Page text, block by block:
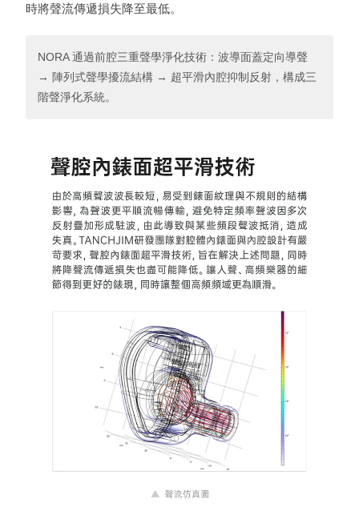
時將聲流傳遞損失降至最低。
NORA 通過前腔三重聲學淨化技術：波導面蓋定向導聲
→ 陣列式聲學擾流結構 → 超平滑內腔抑制反射，構成三
階聲淨化系統。